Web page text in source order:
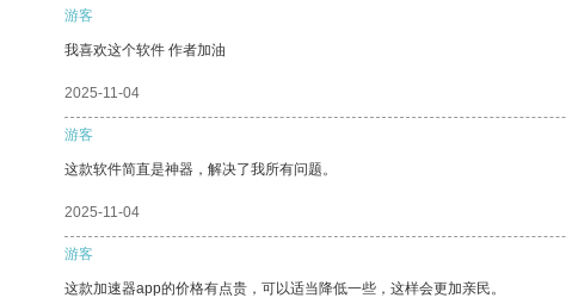
游客
我喜欢这个软件 作者加油
2025-11-04
游客
这款软件简直是神器，解决了我所有问题。
2025-11-04
游客
这款加速器app的价格有点贵，可以适当降低一些，这样会更加亲民。